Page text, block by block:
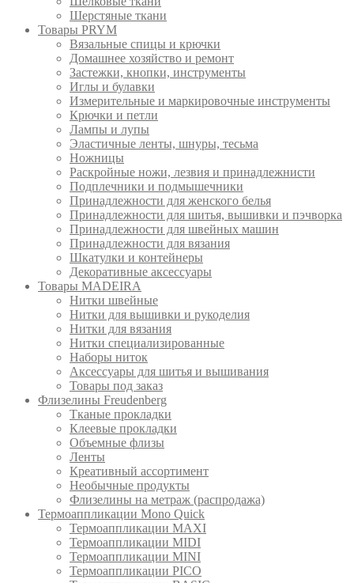
Шерстяные ткани
Товары PRYM
Вязальные спицы и крючки
Домашнее хозяйство и ремонт
Застежки, кнопки, инструменты
Иглы и булавки
Измерительные и маркировочные инструменты
Крючки и петли
Лампы и лупы
Эластичные ленты, шнуры, тесьма
Ножницы
Раскройные ножи, лезвия и принадлежнисти
Подплечники и подмышечники
Принадлежности для женского белья
Принадлежности для шитья, вышивки и пэчворка
Принадлежности для швейных машин
Принадлежности для вязания
Шкатулки и контейнеры
Декоративные аксессуары
Товары MADEIRA
Нитки швейные
Нитки для вышивки и рукоделия
Нитки для вязания
Нитки специализированные
Наборы ниток
Аксессуары для шитья и вышивания
Товары под заказ
Флизелины Freudenberg
Тканые прокладки
Клеевые прокладки
Объемные флизы
Ленты
Креативный ассортимент
Необычные продукты
Флизелины на метраж (распродажа)
Термоаппликации Mono Quick
Термоаппликации MAXI
Термоаппликации MIDI
Термоаппликации MINI
Термоаппликации PICO